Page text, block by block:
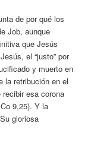
de por qué los
Job, aunque
que Jesús
el “justo” por
y muerto en
la retribución en el
esa corona
9,25). Y la
gloriosa